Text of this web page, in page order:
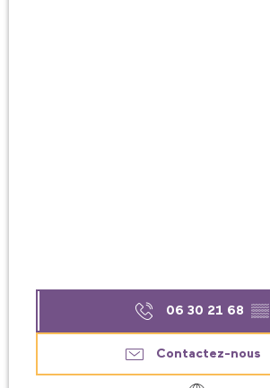
06 30 21 68 ▒▒
Contactez-nous